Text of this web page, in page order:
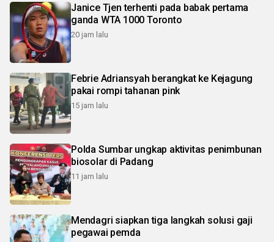
Janice Tjen terhenti pada babak pertama
ganda WTA 1000 Toronto
20 jam lalu
Febrie Adriansyah berangkat ke Kejagung
pakai rompi tahanan pink
15 jam lalu
Polda Sumbar ungkap aktivitas penimbunan
biosolar di Padang
11 jam lalu
Mendagri siapkan tiga langkah solusi gaji
pegawai pemda